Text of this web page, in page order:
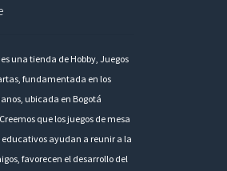
es una tienda de Hobby, Juegos
fundamentada en los
ubicada en Bogotá
que los juegos de mesa
educativos ayudan a reunir a la
favorecen el desarrollo del